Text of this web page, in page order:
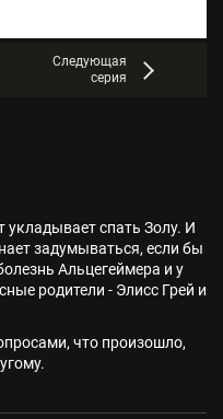
Следующая
серия
спать Золу. И
задумываться, если бы
Альцегеймера и у
родители - Элисс Грей и
что произошло,